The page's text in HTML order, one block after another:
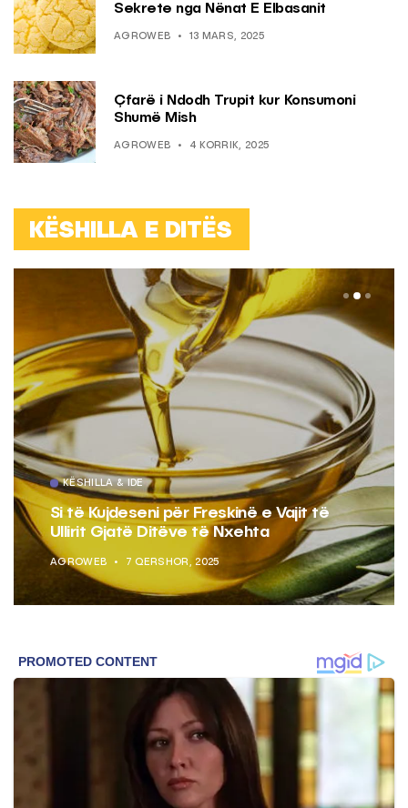
Sekrete nga Nënat E Elbasanit
AGROWEB 13 MARS, 2025
Çfarë i Ndodh Trupit kur Konsumoni
Shumë Mish
AGROWEB 4 KORRIK, 2025
KËSHILLA E DITËS
KËSHILLA & IDE
Si të Kujdeseni për Freskinë e Vajit të
Ullirit Gjatë Ditëve të Nxehta
AGROWEB 7 QERSHOR, 2025